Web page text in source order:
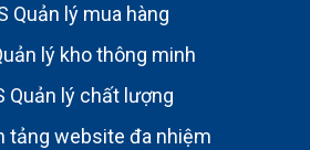
Quản lý mua hàng
lý kho thông minh
Quản lý chất lượng
tảng website đa nhiệm